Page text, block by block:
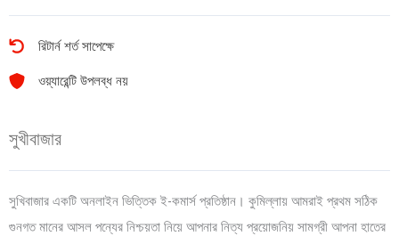
রিটার্ন শর্ত সাপেক্ষে
ওয়্যারেন্টি উপলব্ধ নয়
সুখীবাজার
সুখিবাজার একটি অনলাইন ভিত্তিক ই-কমার্স প্রতিষ্ঠান। কুমিল্লায় আমরাই প্রথম সঠিক
গুনগত মানের আসল পন্যের নিশ্চয়তা নিয়ে আপনার নিত্য প্রয়োজনিয় সামগ্রী আপনা হাতের